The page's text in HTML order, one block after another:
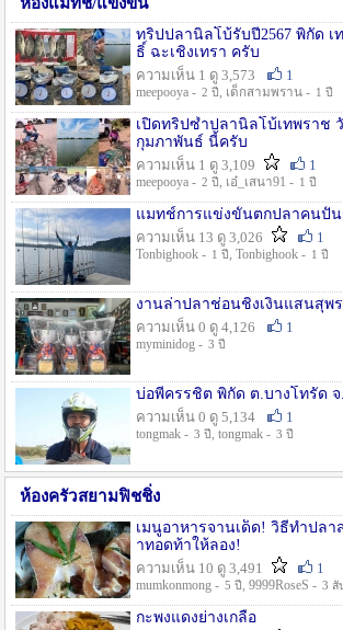
ทริปปลานิลโบ้รับปี2567 พิกัด
ธิ์ ฉะเชิงเทรา ครับ
ความเห็น 1 ดู 3,573
1
meepooya - 2 ปี , เด็กสามพราน - 1 ปี
เปิดทริปซ้ำปลานิลโบ้เทพราช
กุมภาพันธ์ นี้ครับ
ความเห็น 1 ดู 3,109
1
meepooya - 2 ปี , เอ๋_เสนา91 - 1 ปี
แมทช์การแข่งขั้นตกปลาคนปั้น
ความเห็น 13 ดู 3,026
1
Tonbighook - 1 ปี , Tonbighook - 1 ปี
งานล่าปลาช่อนชิงเงินแสนสุพ
ความเห็น 0 ดู 4,126
1
myminidog - 3 ปี
บ่อพี่ครรชิต พิกัด ต.บางโทรัด
ความเห็น 0 ดู 5,134
1
tongmak - 3 ปี , tongmak - 3 ปี
ห้องครัวสยามฟิชชิ่ง
เมนูอาหารจานเด็ด! วิธีทำปล
าทอดท้าให้ลอง!
ความเห็น 10 ดู 3,491
1
mumkonmong - 5 ปี , 9999RoseS - 3 สั
กะพงแดงย่างเกลือ